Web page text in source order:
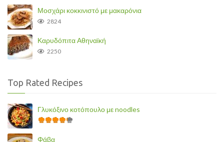
Μοσχάρι κοκκινιστό με μακαρόνια
2824
Καρυδόπιτα Αθηναϊκή
2250
Top Rated Recipes
Γλυκόξινο κοτόπουλο με noodles
Φάβα